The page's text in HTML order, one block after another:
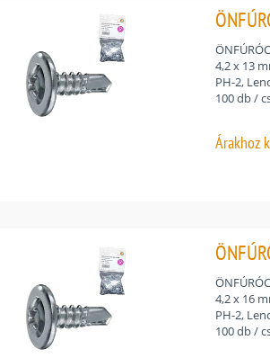
4,2 x 13
PH-2,
100 db /
Árakhoz
4,2 x 16
PH-2,
100 db /